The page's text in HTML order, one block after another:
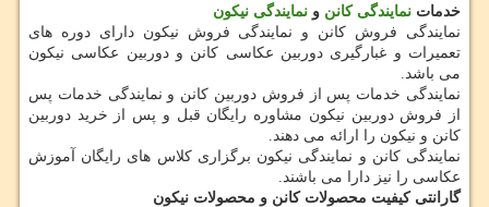
خدمات نمایندگی کانن و نمایندگی نیکون
نمایندگی فروش کانن و نمایندگی فروش نیکون دارای دوره های
تعمیرات و غبارگیری دوربین عکاسی کانن و دوربین عکاسی نیکون
می باشد.
نمایندگی خدمات پس از فروش دوربین کانن و نمایندگی خدمات پس
از فروش دوربین نیکون مشاوره رایگان قبل و پس از خرید دوربین
کانن و نیکون را ارائه می دهند.
نمایندگی کانن و نمایندگی نیکون برگزاری کلاس های رایگان آموزش
عکاسی را نیز دارا می باشند.
گارانتی کیفیت محصولات کانن و محصولات نیکون